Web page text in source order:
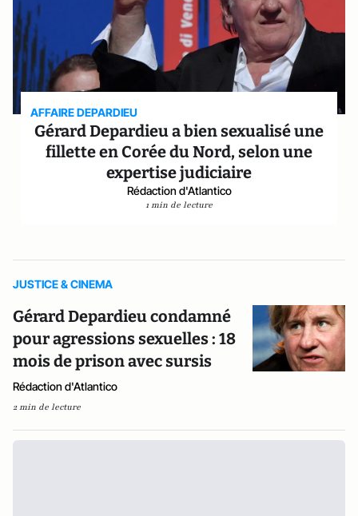
AFFAIRE DEPARDIEU
Gérard Depardieu a bien sexualisé une
fillette en Corée du Nord, selon une
expertise judiciaire
Rédaction d'Atlantico
1 min de lecture
JUSTICE & CINEMA
Gérard Depardieu condamné
pour agressions sexuelles : 18
mois de prison avec sursis
Rédaction d'Atlantico
2 min de lecture